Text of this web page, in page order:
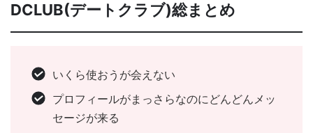
DCLUB(デートクラブ)総まとめ
いくら使おうが会えない
プロフィールがまっさらなのにどんどんメッ
セージが来る